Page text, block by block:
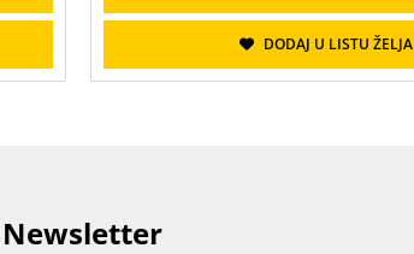
DODAJ U LISTU ŽELJA
Newsletter